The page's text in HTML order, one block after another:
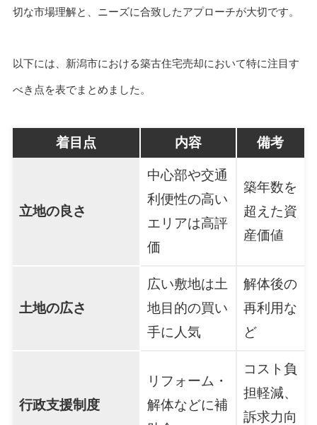
切な市場理解と、ニーズに合致したアプローチが大切です。
以下には、新潟市における築古住宅売却において特に注目す
べき点を表でまとめました。
着目点 内容 備考
立地の良さ
中心部や交通
利便性の高い
エリアは高評
価
築年数を
超えた資
産価値
土地の広さ
広い敷地は土
地目的の買い
手に人気
解体後の
再利用な
ど
行政支援制度
リフォーム・
解体などに補
コスト負
担軽減、
訴求力向